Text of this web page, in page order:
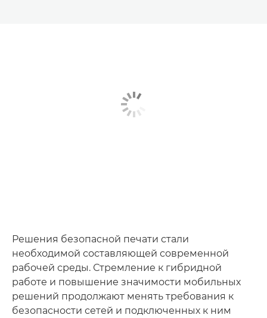
Решения безопасной печати стали
необходимой составляющей современной
рабочей среды. Стремление к гибридной
работе и повышение значимости мобильных
решений продолжают менять требования к
безопасности сетей и подключенных к ним